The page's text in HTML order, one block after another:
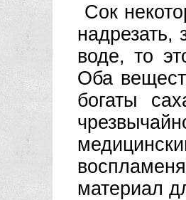
Сок
надрезать,
воде, то
Оба
богаты
материал